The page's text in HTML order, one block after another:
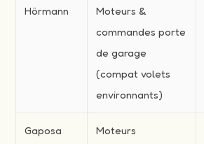
Hörmann
Moteurs &
commandes porte
de garage
(compat volets
environnants)
Gaposa
Moteurs